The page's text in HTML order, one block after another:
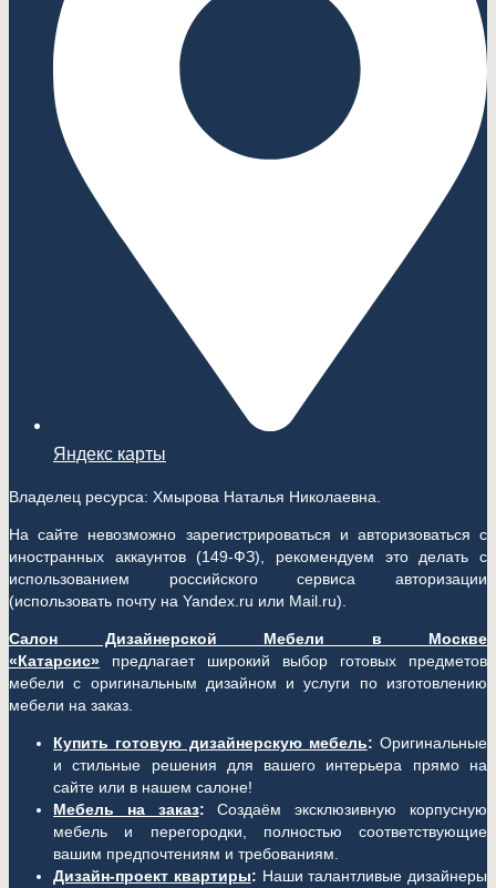
Яндекс карты
Владелец ресурса: Хмырова Наталья Николаевна.
На сайте невозможно зарегистрироваться и авторизоваться с
иностранных аккаунтов (149-ФЗ), рекомендуем это делать с
использованием российского сервиса авторизации
(использовать почту на Yandex.ru или Mail.ru).
Салон Дизайнерской Мебели в Москве
«Катарсис»
предлагает широкий выбор готовых предметов
мебели с оригинальным дизайном и услуги по изготовлению
мебели на заказ.
Купить готовую дизайнерскую мебель: Оригинальные
и стильные решения для вашего интерьера прямо на
сайте или в нашем салоне!
Мебель на заказ: Создаём эксклюзивную корпусную
мебель и перегородки, полностью соответствующие
вашим предпочтениям и требованиям.
Дизайн-проект квартиры: Наши талантливые дизайнеры